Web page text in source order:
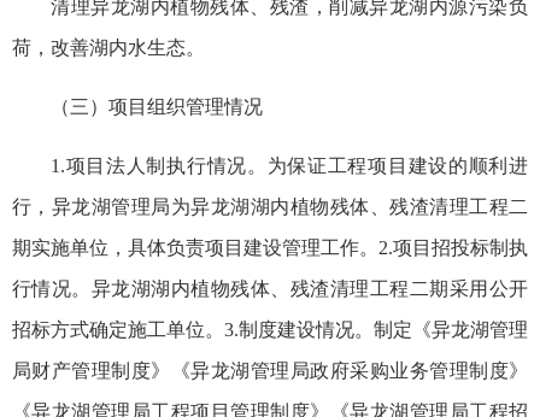
清理异龙湖内植物残体、残渣，削减异龙湖内源污染负
荷，改善湖内水生态。
（三）项目组织管理情况
1.项目法人制执行情况。为保证工程项目建设的顺利进
行，异龙湖管理局为异龙湖湖内植物残体、残渣清理工程二
期实施单位，具体负责项目建设管理工作。2.项目招投标制执
行情况。异龙湖湖内植物残体、残渣清理工程二期采用公开
招标方式确定施工单位。3.制度建设情况。制定《异龙湖管理
局财产管理制度》《异龙湖管理局政府采购业务管理制度》
《异龙湖管理局工程项目管理制度》《异龙湖管理局工程招